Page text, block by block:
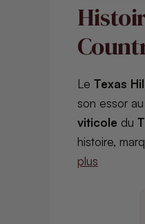
Le Texas
son essor
viticole du
histoire,
plus